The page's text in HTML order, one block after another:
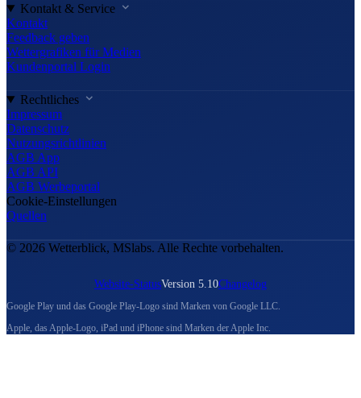
Kontakt & Service
Kontakt
Feedback geben
Wettergrafiken für Medien
Kundenportal Login
Rechtliches
Impressum
Datenschutz
Nutzungsrichtlinien
AGB App
AGB API
AGB Werbeportal
Cookie-Einstellungen
Quellen
© 2026 Wetterblick, MSlabs. Alle Rechte vorbehalten.
Website-StatusVersion 5.10Changelog
Google Play und das Google Play-Logo sind Marken von Google LLC.
Apple, das Apple-Logo, iPad und iPhone sind Marken der Apple Inc.